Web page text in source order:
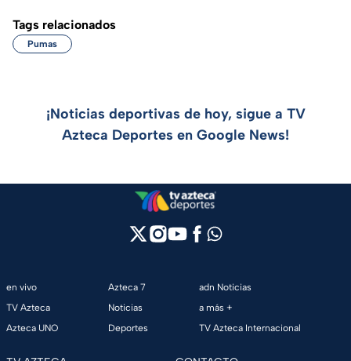
Tags relacionados
Pumas
¡Noticias deportivas de hoy, sigue a TV
Azteca Deportes en Google News!
en vivo
TV Azteca
Azteca UNO
Azteca 7
Noticias
Deportes
adn Noticias
a más +
TV Azteca Internacional